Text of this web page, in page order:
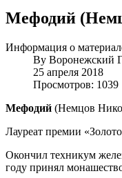
Мефодий
Информация о
By Воронежский
25 апреля 2018
Просмотров: 1039
Мефодий (Немцов
Лауреат премии
Окончил техникум
году принял